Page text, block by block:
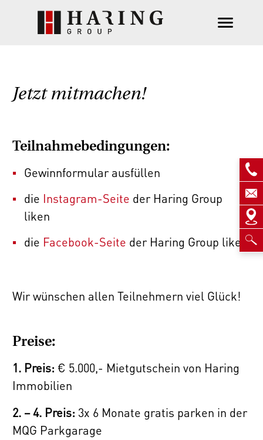
Jetzt mitmachen!
Teilnahmebedingungen:
Gewinnformular ausfüllen
die Instagram-Seite der Haring Group
liken
die Facebook-Seite der Haring Group liken
Wir wünschen allen Teilnehmern viel Glück!
Preise:
1. Preis: € 5.000,- Mietgutschein von Haring
Immobilien
2. – 4. Preis: 3x 6 Monate gratis parken in der
MQG Parkgarage